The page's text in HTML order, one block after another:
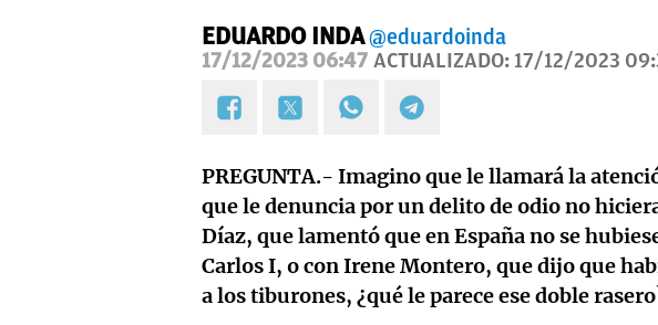
EDUARDO INDA@eduardoinda
17/12/2023 06:47 ACTUALIZADO: 17/12/2023
PREGUNTA.- Imagino que le llamará la
que le denuncia por un delito de odio no
Díaz, que lamentó que en España no se
Carlos I, o con Irene Montero, que dijo que
a los tiburones, ¿qué le parece ese doble